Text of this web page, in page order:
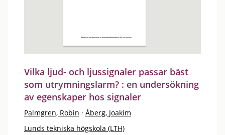
Vilka ljud- och ljussignaler passar bäst
som utrymningslarm? : en undersökning
av egenskaper hos signaler
Palmgren, Robin · Åberg, Joakim
Lunds tekniska högskola (LTH)